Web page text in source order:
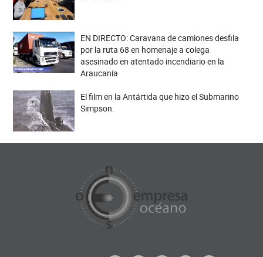
EN DIRECTO: Caravana de camiones desfila
por la ruta 68 en homenaje a colega
asesinado en atentado incendiario en la
Araucanía
El film en la Antártida que hizo el Submarino
Simpson.